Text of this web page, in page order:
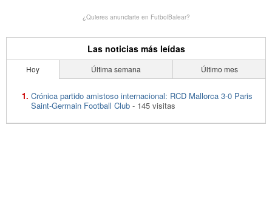
¿Quieres anunciarte en FutbolBalear?
Las noticias más leídas
Hoy Última semana Último mes
Crónica partido amistoso internacional: RCD Mallorca 3-0 Paris
Saint-Germain Football Club - 145 visitas